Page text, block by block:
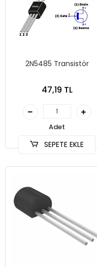
2N5485 Transistör
47,19 TL
Adet
SEPETE EKLE